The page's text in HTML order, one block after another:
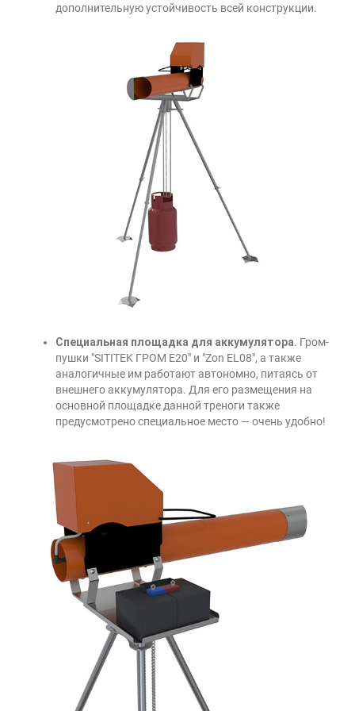
дополнительную устойчивость всей конструкции.
Специальная площадка для аккумулятора. Гром-
пушки "SITITEK ГРОМ E20" и "Zon EL08", а также
аналогичные им работают автономно, питаясь от
внешнего аккумулятора. Для его размещения на
основной площадке данной треноги также
предусмотрено специальное место — очень удобно!